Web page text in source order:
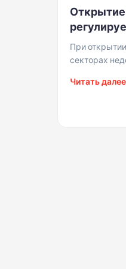
Открытие
При
секторах
Читать далее